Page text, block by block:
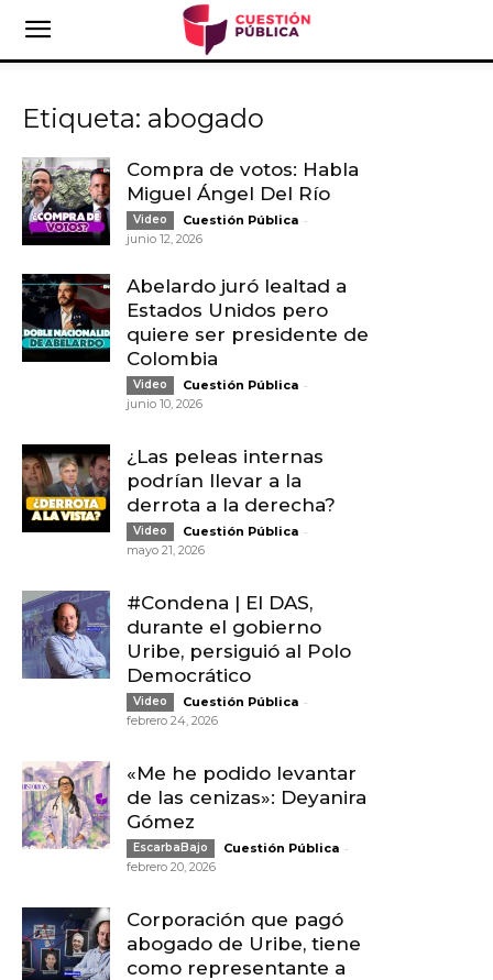
Etiqueta: abogado
Compra de votos: Habla
Miguel Ángel Del Río
Video Cuestión Pública -
junio 12, 2026
Abelardo juró lealtad a
Estados Unidos pero
quiere ser presidente de
Colombia
Video Cuestión Pública -
junio 10, 2026
¿Las peleas internas
podrían llevar a la
derrota a la derecha?
Video Cuestión Pública -
mayo 21, 2026
#Condena | El DAS,
durante el gobierno
Uribe, persiguió al Polo
Democrático
Video Cuestión Pública -
febrero 24, 2026
«Me he podido levantar
de las cenizas»: Deyanira
Gómez
EscarbaBajo Cuestión Pública -
febrero 20, 2026
Corporación que pagó
abogado de Uribe, tiene
como representante a